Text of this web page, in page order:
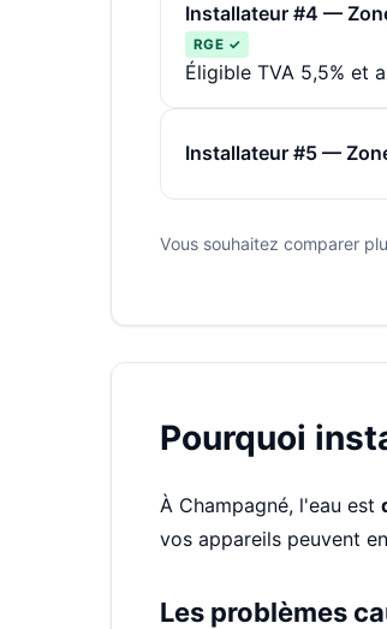
Installateur #4 —
RGE ✓
Éligible TVA 5,5% et
Installateur #5 —
Vous souhaitez comparer
Pourquoi
À Champagné, l'eau est
vos appareils peuvent
Les problèmes